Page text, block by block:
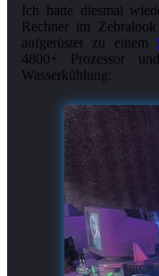
Ich hatte diesmal
Rechner im
aufgerüstet zu einem
4800+ Prozessor